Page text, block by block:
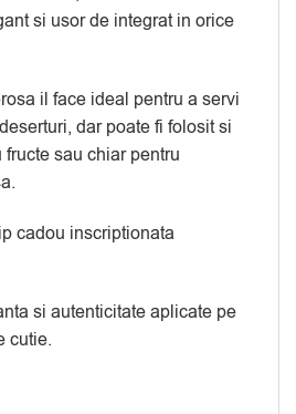
si usor de integrat in orice
il face ideal pentru a servi
dar poate fi folosit si
sau chiar pentru
cadou inscriptionata
si autenticitate aplicate pe
cutie.